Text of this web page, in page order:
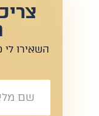
השאירו